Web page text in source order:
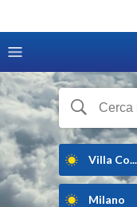
Villa Co...
Milano